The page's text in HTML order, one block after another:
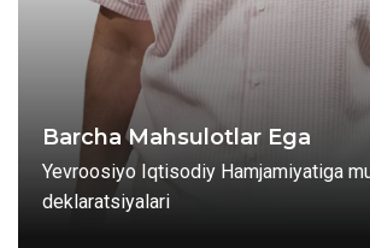
Barcha Mahsulotlar Ega
Yevroosiyo Iqtisodiy Hamjamiyatiga
deklaratsiyalari